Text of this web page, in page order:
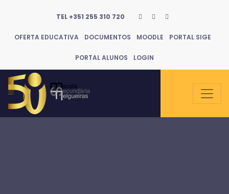
TEL +351 255 310 720
OFERTA EDUCATIVA DOCUMENTOS MOODLE PORTAL SIGE
PORTAL ALUNOS LOGIN